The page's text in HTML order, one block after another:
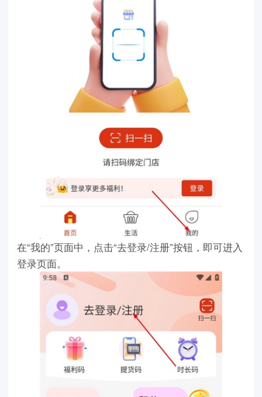
在“我的”页面中，点击“去登录/注册”按钮，即可进入
登录页面。